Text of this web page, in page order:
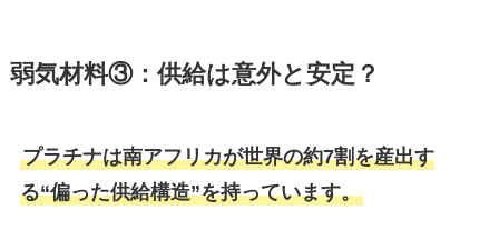
弱気材料③：供給は意外と安定？
プラチナは南アフリカが世界の約7割を産出す
る“偏った供給構造”を持っています。